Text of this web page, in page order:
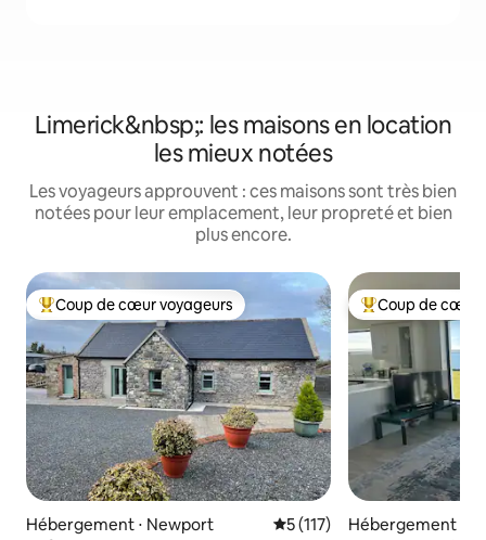
Limerick&nbsp;: les maisons en location
les mieux notées
Les voyageurs approuvent : ces maisons sont très bien
notées pour leur emplacement, leur propreté et bien
plus encore.
Coups de cœur voyageurs les plus appréciés
Coup de cœur voyageurs
Hébergement ⋅ Newport Évaluation moyenne sur la
5 (117)
Coups de cœur
Coup de cœur
Hébergement ⋅